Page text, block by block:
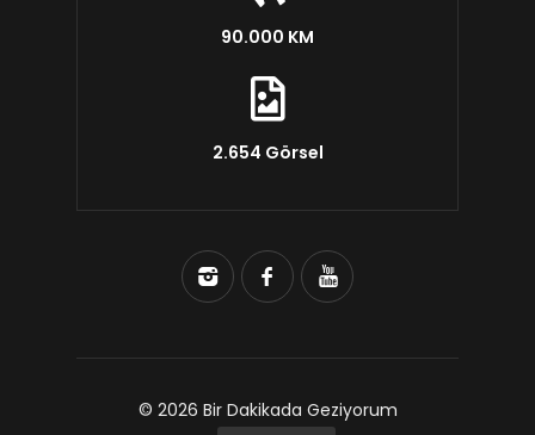
90.000 KM
2.654 Görsel
© 2026 Bir Dakikada Geziyorum